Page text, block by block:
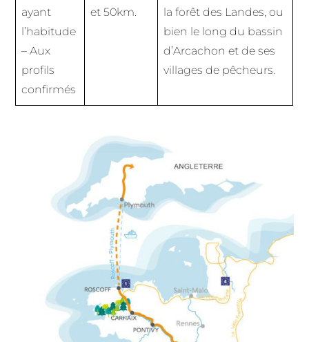
ayant
l’habitude
– Aux
profils
confirmés
et 50km.
la forêt des Landes, ou
bien le long du bassin
d’Arcachon et de ses
villages de pêcheurs.